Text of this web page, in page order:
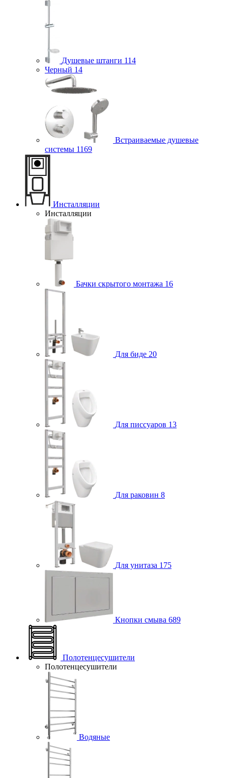
Душевые штанги 114
Черный 14
Встраиваемые душевые
системы 1169
Инсталляции
Инсталляции
Бачки скрытого монтажа 16
Для биде 20
Для писсуаров 13
Для раковин 8
Для унитаза 175
Кнопки смыва 689
Полотенцесушители
Полотенцесушители
Водяные